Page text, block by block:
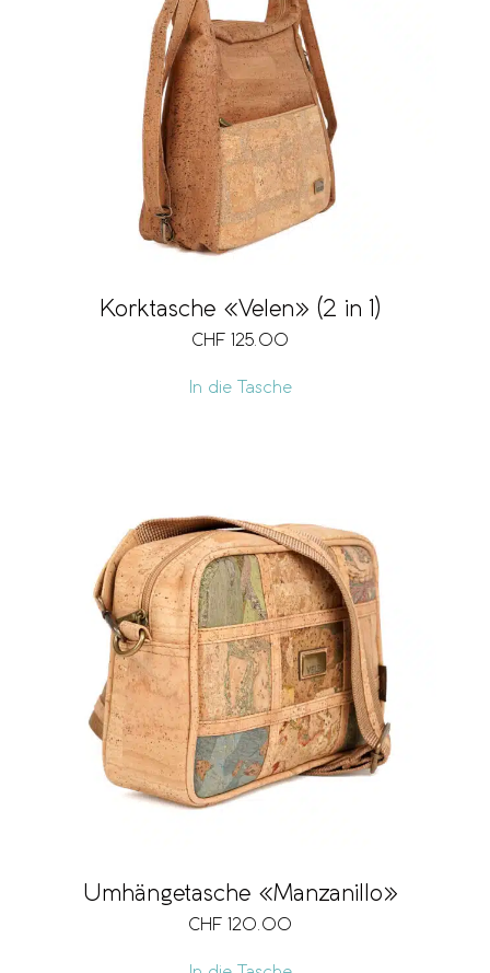
Korktasche «Velen» (2 in 1)
CHF 125.00
In die Tasche
Umhängetasche «Manzanillo»
CHF 120.00